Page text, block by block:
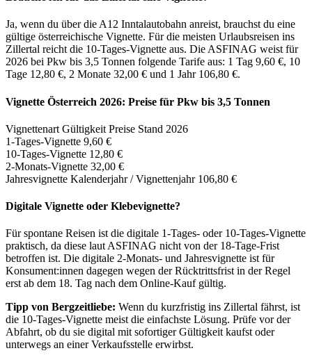
Ja, wenn du über die A12 Inntalautobahn anreist, brauchst du eine
gültige österreichische Vignette. Für die meisten Urlaubsreisen ins
Zillertal reicht die 10-Tages-Vignette aus. Die ASFINAG weist für
2026 bei Pkw bis 3,5 Tonnen folgende Tarife aus: 1 Tag 9,60 €, 10
Tage 12,80 €, 2 Monate 32,00 € und 1 Jahr 106,80 €.
Vignette Österreich 2026: Preise für Pkw bis 3,5 Tonnen
Vignettenart Gültigkeit Preise Stand 2026
1-Tages-Vignette 9,60 €
10-Tages-Vignette 12,80 €
2-Monats-Vignette 32,00 €
Jahresvignette Kalenderjahr / Vignettenjahr 106,80 €
Digitale Vignette oder Klebevignette?
Für spontane Reisen ist die digitale 1-Tages- oder 10-Tages-Vignette
praktisch, da diese laut ASFINAG nicht von der 18-Tage-Frist
betroffen ist. Die digitale 2-Monats- und Jahresvignette ist für
Konsument:innen dagegen wegen der Rücktrittsfrist in der Regel
erst ab dem 18. Tag nach dem Online-Kauf gültig.
Tipp von Bergzeitliebe: Wenn du kurzfristig ins Zillertal fährst, ist
die 10-Tages-Vignette meist die einfachste Lösung. Prüfe vor der
Abfahrt, ob du sie digital mit sofortiger Gültigkeit kaufst oder
unterwegs an einer Verkaufsstelle erwirbst.